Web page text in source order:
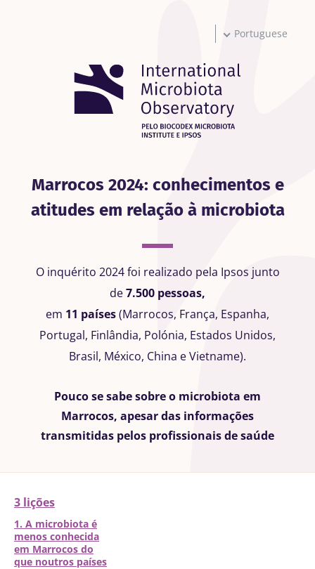
Portuguese
Marrocos 2024: conhecimentos e
atitudes em relação à microbiota
O inquérito 2024 foi realizado pela Ipsos junto
de7.500 pessoas,
em 11 países(Marrocos, França, Espanha,
Portugal, Finlândia, Polónia, Estados Unidos,
Brasil, México, China e Vietname).
Pouco se sabe sobre o microbiota em
Marrocos, apesar das informações
transmitidas pelos profissionais de saúde
3 lições
1. A microbiota é
menos conhecida
em Marrocos do
que noutros países